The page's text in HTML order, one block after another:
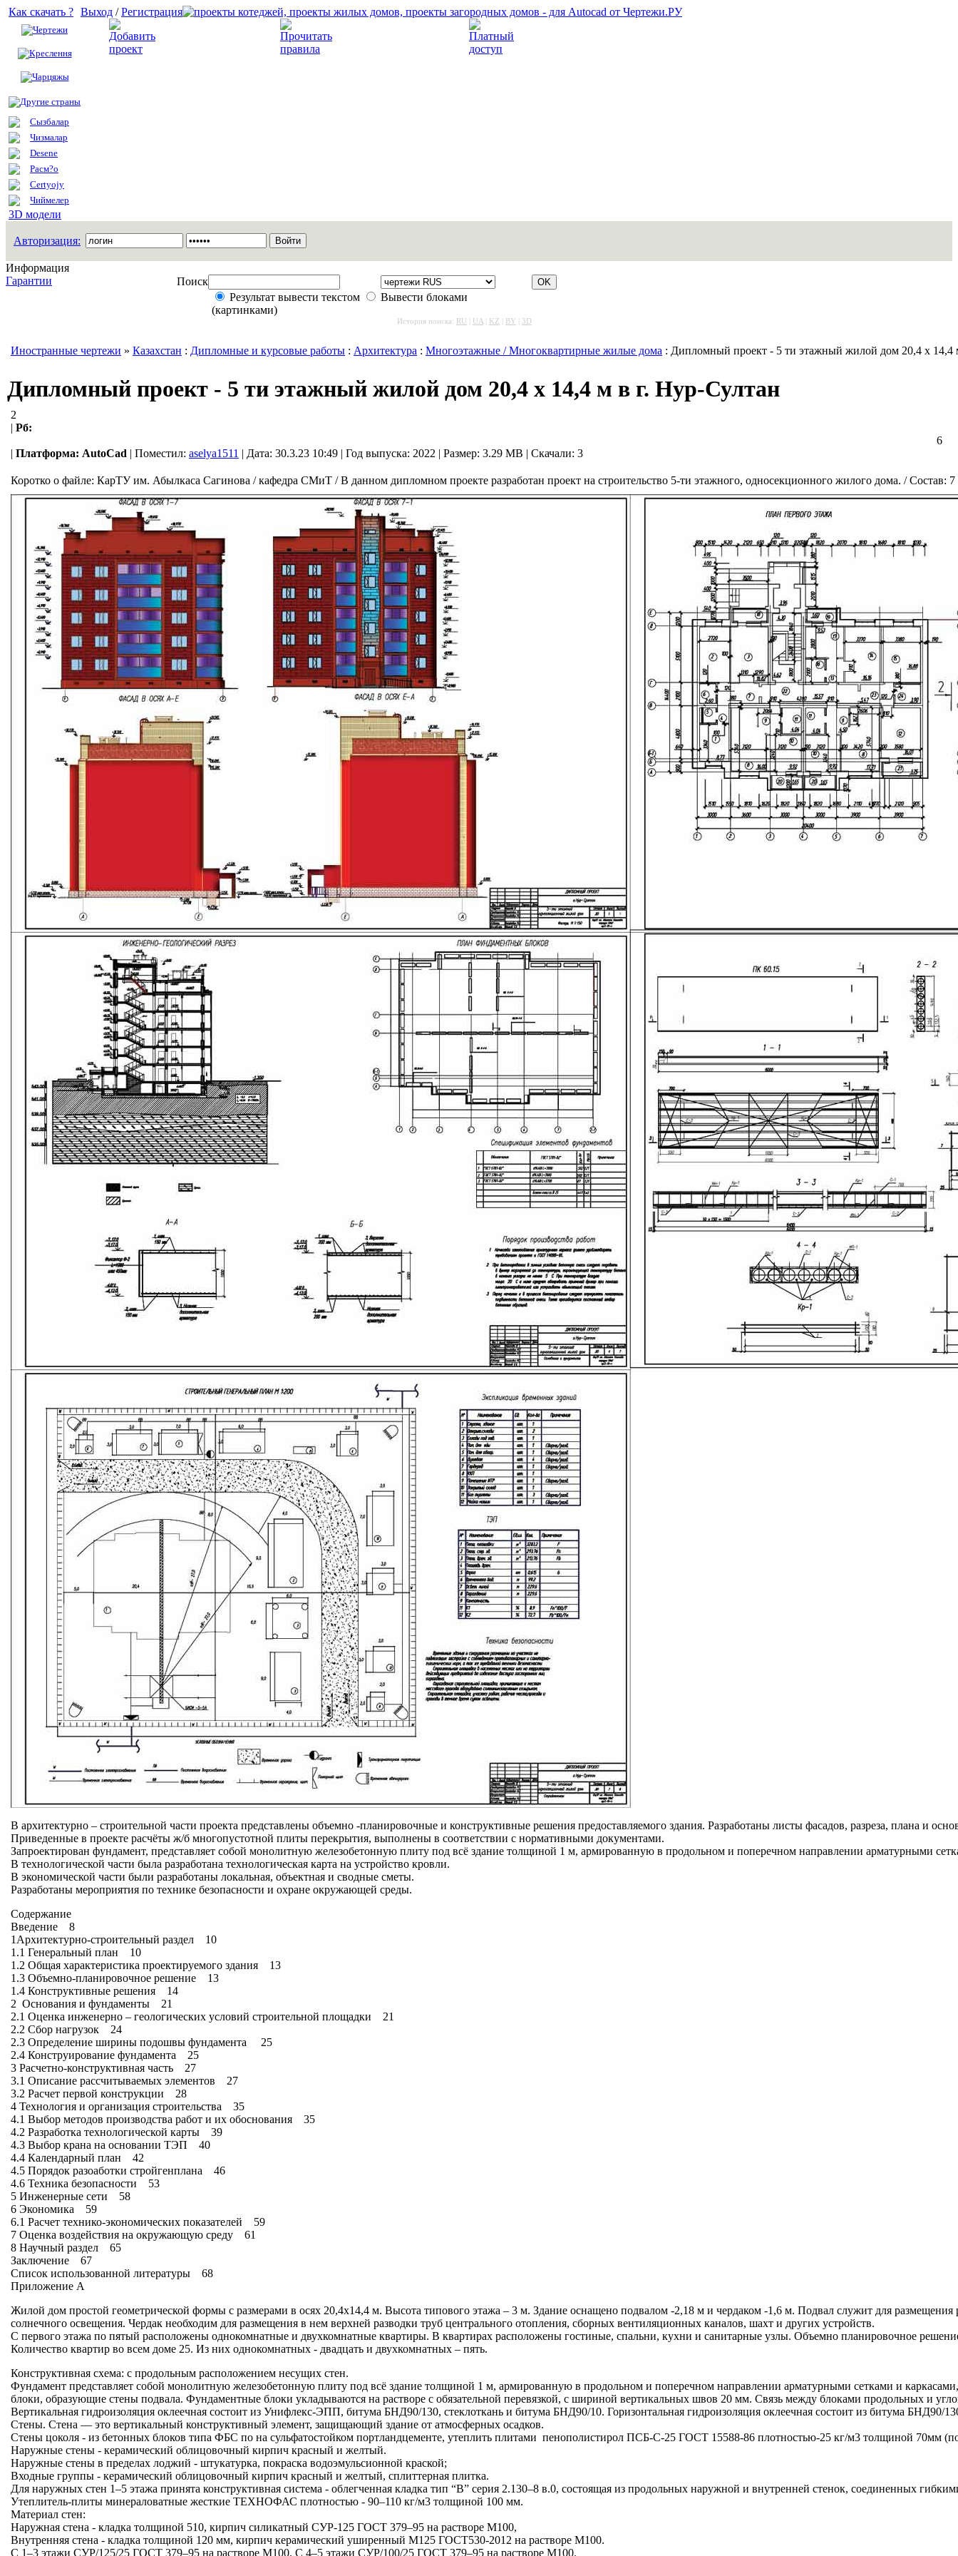
Как скачать ?
Чертежи
Креслення
Чарцяжы
Другие страны
Сызбалар
Чизмалар
Desene
Расм?о
Certyojy
Чиймелер
3D модели
Выход /Регистрация
Авторизация:
Информация
Гарантии
Поиск
Результат вывести текстом
Вывести блоками
(картинками)
История поиска: RU UA KZ BY 3D
Иностранные чертежи » Казахстан : Дипломные и курсовые работы : Архитектура : Многоэтажные / Многоквартирные жилые дома : Дипломный проект - 5 ти этажный жилой дом 20,4 х 14,4
Дипломный проект - 5 ти этажный жилой дом 20,4 х 14,4 м в г. Нур-Султан
2
| Рб:
6
| Платформа: AutoCad | Поместил: aselya1511 | Дата: 30.3.23 10:49 | Год выпуска: 2022 | Размер: 3.29 MB | Скачали: 3
Коротко о файле: КарТУ им. Абылкаса Сагинова / кафедра СМиТ / В данном дипломном проекте разработан проект на строительство 5-ти этажного, односекционного жилого дома. / Состав:
В архитектурно – строительной части проекта представлены объемно -планировочные и конструктивные решения предоставляемого здания. Разработаны листы фасадов, разреза, плана и
Приведенные в проекте расчёты ж/б многопустотной плиты перекрытия, выполнены в соответствии с нормативными документами.
Запроектирован фундамент, представляет собой монолитную железобетонную плиту под всё здание толщиной 1 м, армированную в продольном и поперечном направлении арматурными
В технологической части была разработана технологическая карта на устройство кровли.
В экономической части были разработаны локальная, объектная и сводные сметы.
Разработаны мероприятия по технике безопасности и охране окружающей среды.
Содержание
Введение 8
1Архитектурно-строительный раздел 10
1.1 Генеральный план 10
1.2 Общая характеристика проектируемого здания 13
1.3 Объемно-планировочное решение 13
1.4 Конструктивные решения 14
2 Основания и фундаменты 21
2.1 Оценка инженерно – геологических условий строительной площадки 21
2.2 Сбор нагрузок 24
2.3 Определение ширины подошвы фундамента 25
2.4 Конструирование фундамента 25
3 Расчетно-конструктивная часть 27
3.1 Описание рассчитываемых элементов 27
3.2 Расчет первой конструкции 28
4 Технология и организация строительства 35
4.1 Выбор методов производства работ и их обоснования 35
4.2 Разработка технологической карты 39
4.3 Выбор крана на основании ТЭП 40
4.4 Календарный план 42
4.5 Порядок разоаботки стройгенплана 46
4.6 Техника безопасности 53
5 Инженерные сети 58
6 Экономика 59
6.1 Расчет технико-экономических показателей 59
7 Оценка воздействия на окружающую среду 61
8 Научный раздел 65
Заключение 67
Список использованной литературы 68
Приложение А
Жилой дом простой геометрической формы с размерами в осях 20,4х14,4 м. Высота типового этажа – 3 м. Здание оснащено подвалом -2,18 м и чердаком -1,6 м. Подвал служит для
солнечного освещения. Чердак необходим для размещения в нем верхней разводки труб центрального отопления, сборных вентиляционных каналов, шахт и других устройств.
С первого этажа по пятый расположены однокомнатные и двухкомнатные квартиры. В квартирах расположены гостиные, спальни, кухни и санитарные узлы. Объемно планировочное
Количество квартир во всем доме 25. Из них однокомнатных - двадцать и двухкомнатных – пять.
Конструктивная схема: с продольным расположением несущих стен.
Фундамент представляет собой монолитную железобетонную плиту под всё здание толщиной 1 м, армированную в продольном и поперечном направлении арматурными сетками и
блоки, образующие стены подвала. Фундаментные блоки укладываются на растворе с обязательной перевязкой, с шириной вертикальных швов 20 мм. Связь между блоками продольных и
Вертикальная гидроизоляция оклеечная состоит из Унифлекс-ЭПП, битума БНД90/130, стеклоткань и битума БНД90/10. Горизонтальная гидроизоляция оклеечная состоит из битума БНД90/
Стены. Стена — это вертикальный конструктивный элемент, защищающий здание от атмосферных осадков.
Стены цоколя - из бетонных блоков типа ФБС по на сульфатостойком портландцементе, утеплить плитами пенополистирол ПСБ-С-25 ГОСТ 15588-86 плотностью-25 кг/м3 толщиной 70мм
Наружные стены - керамический облицовочный кирпич красный и желтый.
Наружные стены в пределах лоджий - штукатурка, покраска водоэмульсионной краской;
Входные группы - керамический облицовочный кирпич красный и желтый, сплиттерная плитка.
Для наружных стен 1–5 этажа принята конструктивная система - облегченная кладка тип “В” серия 2.130–8 в.0, состоящая из продольных наружной и внутренней стенок, соединенных
Утеплитель-плиты минераловатные жесткие ТЕХНОФАС плотностью - 90–110 кг/м3 толщиной 100 мм.
Материал стен:
Наружная стена - кладка толщиной 510, кирпич силикатный СУР-125 ГОСТ 379–95 на растворе М100,
Внутренняя стена - кладка толщиной 120 мм, кирпич керамический уширенный М125 ГОСТ530-2012 на растворе М100.
С 1–3 этажи СУР/125/25 ГОСТ 379–95 на растворе М100. С 4–5 этажи СУР/100/25 ГОСТ 379–95 на растворе М100.